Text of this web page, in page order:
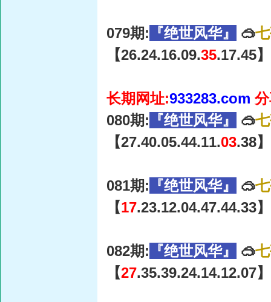
079期: 『绝世风华』 🥽
【26.24.16.09.35.17.45】
长期网址:933283.com
080期: 『绝世风华』 🥽
【27.40.05.44.11.03.38】
081期: 『绝世风华』 🥽
【17.23.12.04.47.44.33】
082期: 『绝世风华』 🥽
【27.35.39.24.14.12.07】